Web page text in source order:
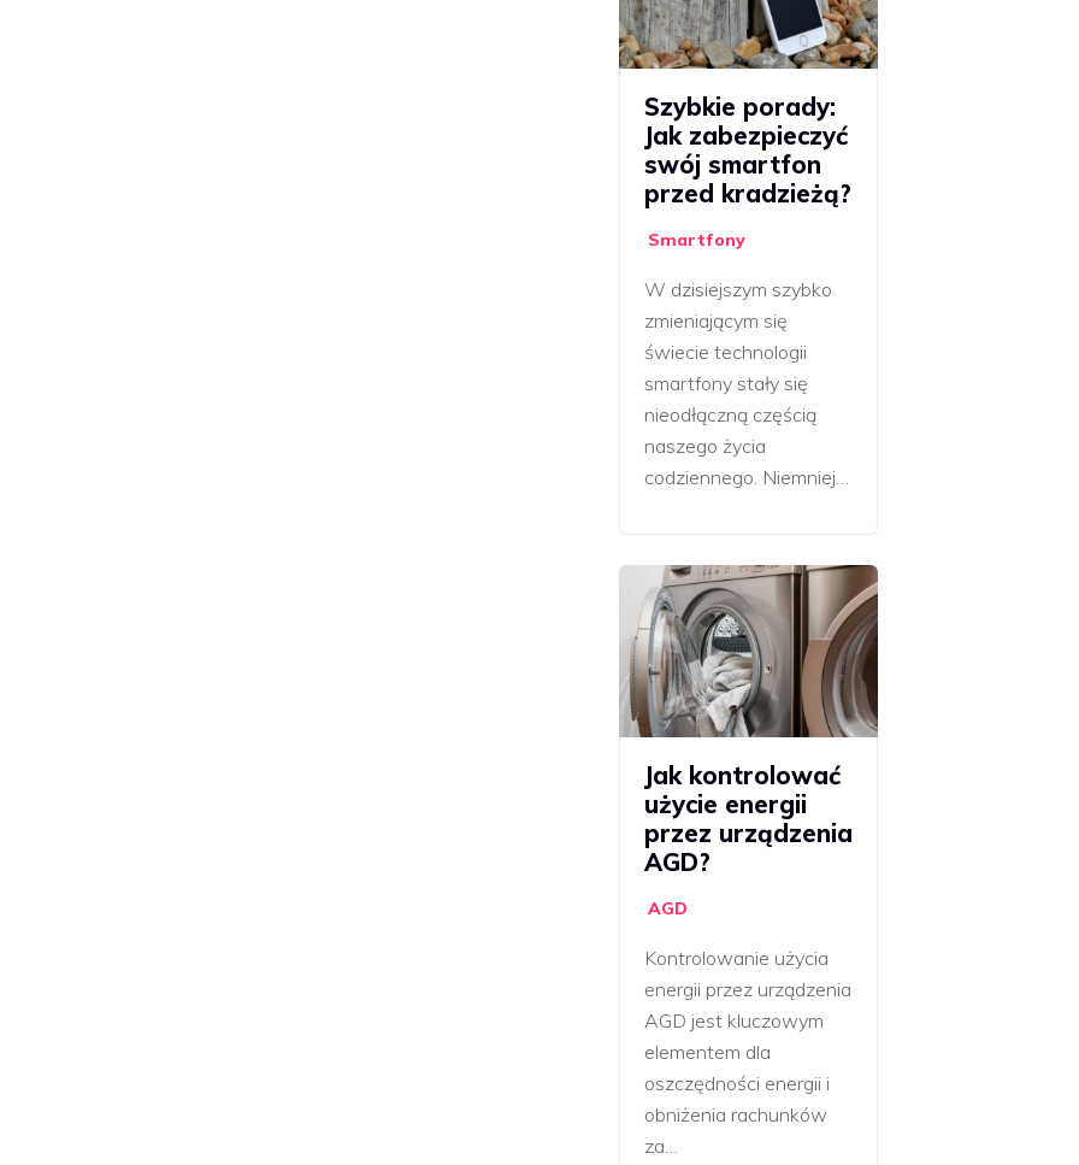
Szybkie porady:
Jak zabezpieczyć
swój smartfon
przed kradzieżą?
Smartfony
W dzisiejszym szybko
zmieniającym się
świecie technologii
smartfony stały się
nieodłączną częścią
naszego życia
codziennego. Niemniej…
Jak kontrolować
użycie energii
przez urządzenia
AGD?
AGD
Kontrolowanie użycia
energii przez urządzenia
AGD jest kluczowym
elementem dla
oszczędności energii i
obniżenia rachunków
za…